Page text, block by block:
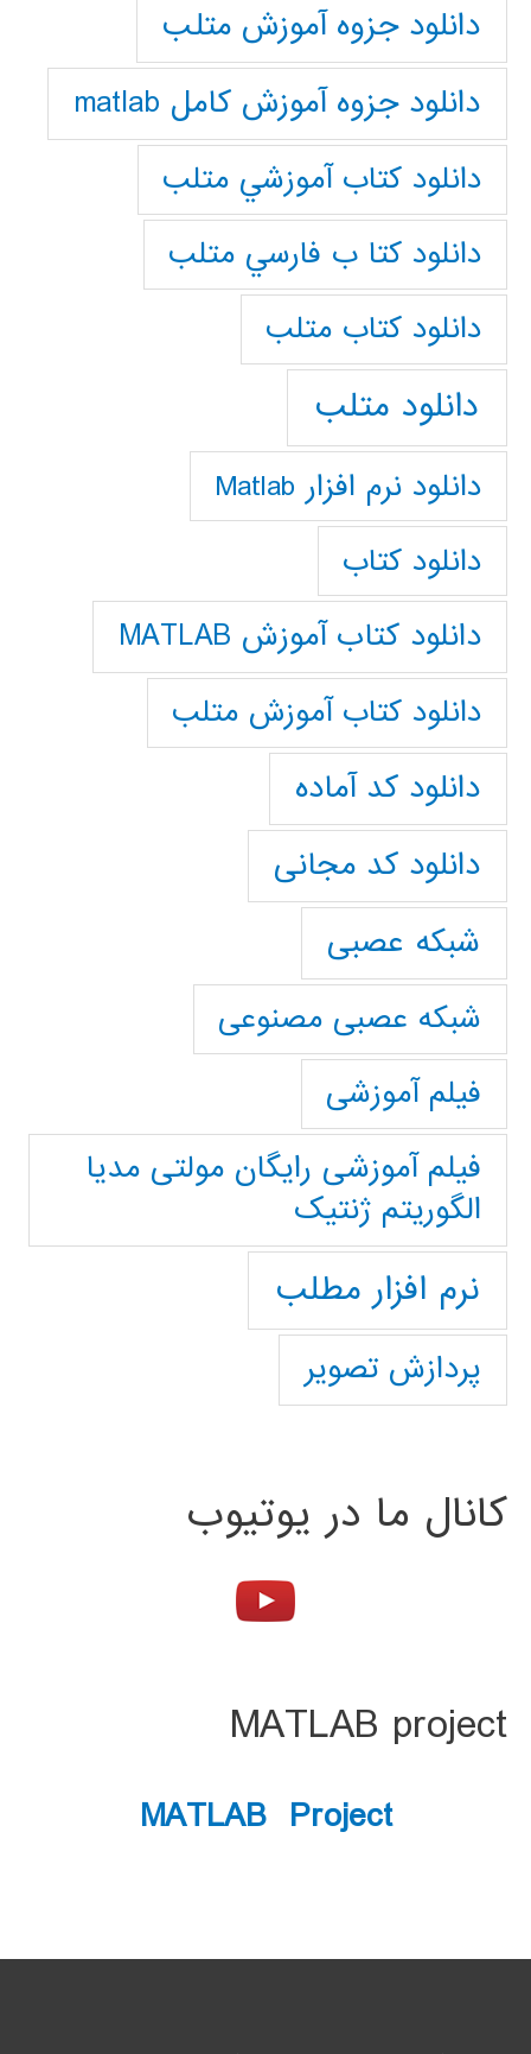
دانلود جزوه آموزش متلب
دانلود جزوه آموزش کامل matlab
دانلود كتاب آموزشي متلب
دانلود كتا ب فارسي متلب
دانلود كتاب متلب
دانلود متلب
دانلود نرم افزار Matlab
دانلود کتاب
دانلود کتاب آموزش MATLAB
دانلود کتاب آموزش متلب
دانلود کد آماده
دانلود کد مجانی
شبکه عصبی
شبکه عصبی مصنوعی
فیلم آموزشی
فیلم آموزشی رایگان مولتی مدیا
الگوریتم ژنتیک
نرم افزار مطلب
پردازش تصویر
کانال ما در یوتیوب
MATLAB project
MATLAB Project